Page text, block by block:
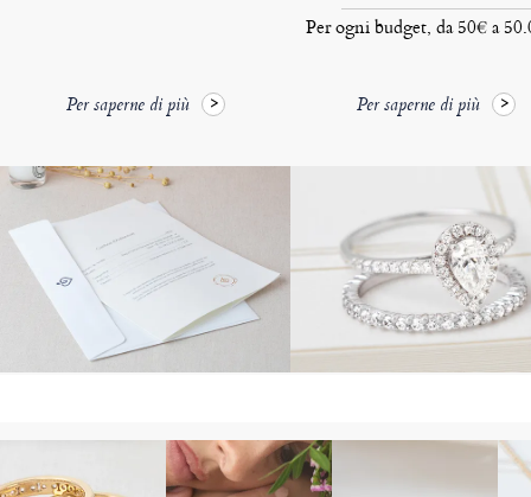
Per saperne di più
Per ogni budget, da 50€ a
Per saperne di più